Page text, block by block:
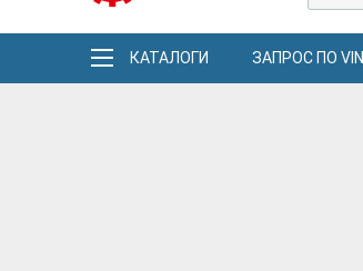
КАТАЛОГИ ЗАПРОС ПО VIN